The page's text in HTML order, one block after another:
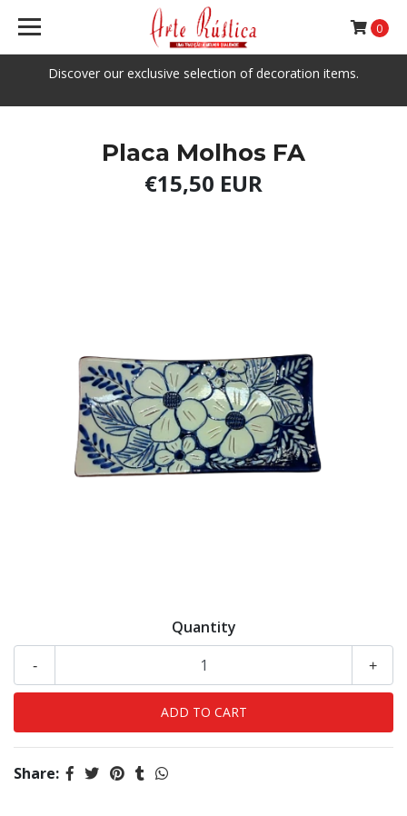
Discover our exclusive selection of decoration items.
0
Placa Molhos FA
€15,50 EUR
Quantity
+
-
Share: